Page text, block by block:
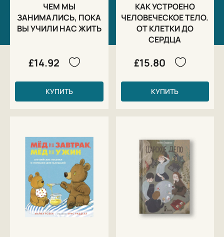
ЧЕМ МЫ
ЗАНИМАЛИСЬ, ПОКА
ВЫ УЧИЛИ НАС ЖИТЬ
£14.92
КУПИТЬ
КАК УСТРОЕНО
ЧЕЛОВЕЧЕСКОЕ ТЕЛО.
ОТ КЛЕТКИ ДО
СЕРДЦА
£15.80
КУПИТЬ